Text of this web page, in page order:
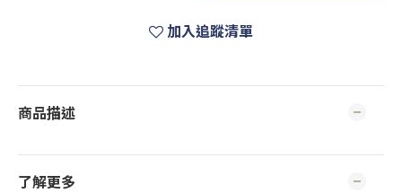
加入追蹤清單
商品描述
了解更多